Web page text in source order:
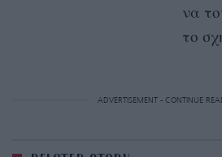
να
το
ADVERTISEMENT - CONTINUE